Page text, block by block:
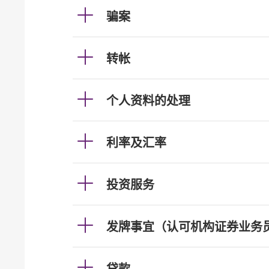
骗案
转帐
个人资料的处理
利率及汇率
投资服务
发牌事宜（认可机构证券业务